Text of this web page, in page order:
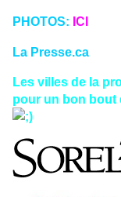
PHOTOS: ICI
La Presse.ca
Les villes de la
pour un bon bout